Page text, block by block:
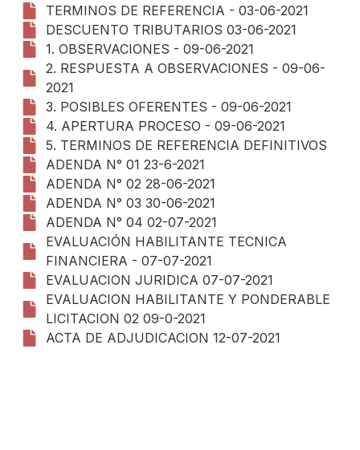
TERMINOS DE REFERENCIA - 03-06-2021
DESCUENTO TRIBUTARIOS 03-06-2021
1. OBSERVACIONES - 09-06-2021
2. RESPUESTA A OBSERVACIONES - 09-06-
2021
3. POSIBLES OFERENTES - 09-06-2021
4. APERTURA PROCESO - 09-06-2021
5. TERMINOS DE REFERENCIA DEFINITIVOS
ADENDA N° 01 23-6-2021
ADENDA N° 02 28-06-2021
ADENDA N° 03 30-06-2021
ADENDA N° 04 02-07-2021
EVALUACIÓN HABILITANTE TECNICA
FINANCIERA - 07-07-2021
EVALUACION JURIDICA 07-07-2021
EVALUACION HABILITANTE Y PONDERABLE
LICITACION 02 09-0-2021
ACTA DE ADJUDICACION 12-07-2021